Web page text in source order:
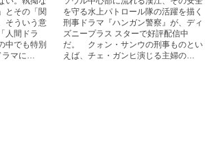
とその「関
そういう意
人間ドラ
中でも特別
ラマに…
を守る水上パトロール隊の活躍を描く
刑事ドラマ『ハンガン警察』が、ディ
ズニープラス スターで好評配信中
だ。 クォン・サンウの刑事ものとい
えば、チェ・ガンヒ演じる主婦の…